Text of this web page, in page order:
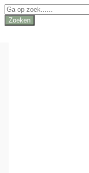
Producten
zoeken
Zoeken